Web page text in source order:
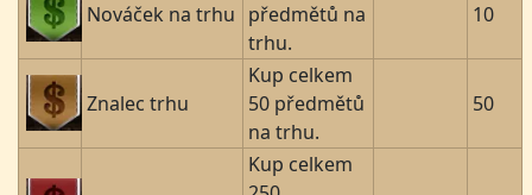
Nováček na trhu předmětů na
trhu.
10
Znalec trhu
Kup celkem
50 předmětů
na trhu.
50
Kup celkem